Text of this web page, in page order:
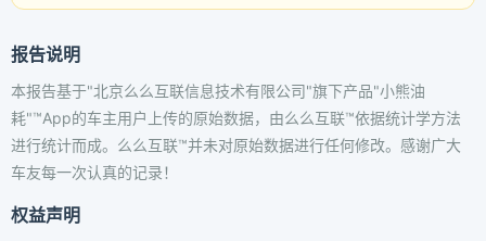
报告说明
本报告基于"北京么么互联信息技术有限公司"旗下产品"小熊油
耗"™App的车主用户上传的原始数据，由么么互联™依据统计学方法
进行统计而成。么么互联™并未对原始数据进行任何修改。感谢广大
车友每一次认真的记录！
权益声明